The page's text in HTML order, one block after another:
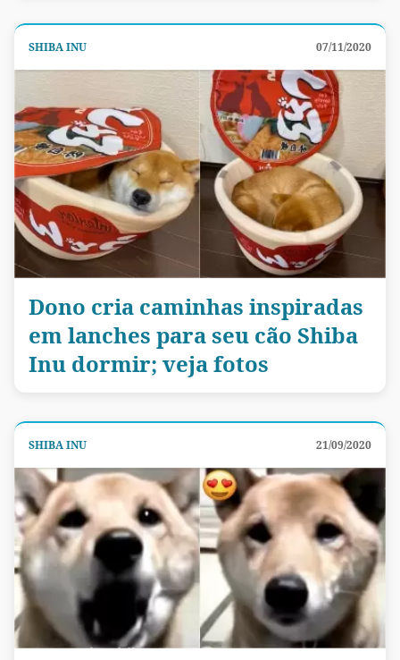
SHIBA INU 07/11/2020
Dono cria caminhas inspiradas
em lanches para seu cão Shiba
Inu dormir; veja fotos
SHIBA INU 21/09/2020